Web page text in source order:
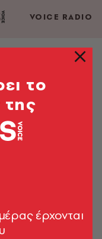
VOICE RADIO
του
της Louis
να ζήσει
Πάσχα
το
έρχονται